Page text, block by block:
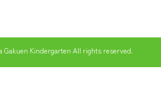
Kindergarten All rights reserved.